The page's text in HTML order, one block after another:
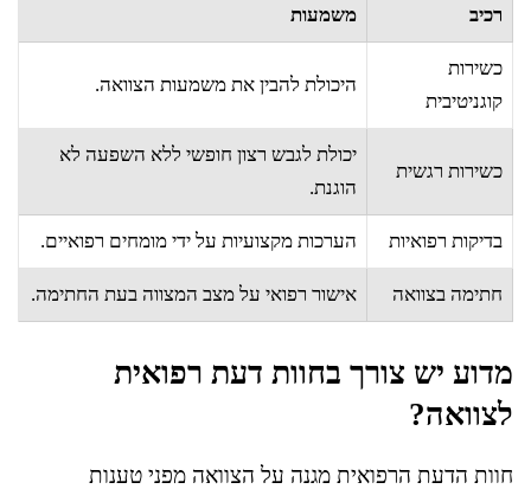
רכיב משמעות
כשירות
קוגניטיבית
היכולת להבין את משמעות הצוואה.
כשירות רגשית
יכולת לגבש רצון חופשי ללא השפעה לא
הוגנת.
בדיקות רפואיות הערכות מקצועיות על ידי מומחים רפואיים.
חתימה בצוואה אישור רפואי על מצב המצווה בעת החתימה.
מדוע יש צורך בחוות דעת רפואית
לצוואה?
חוות הדעת הרפואית מגנה על הצוואה מפני טענות